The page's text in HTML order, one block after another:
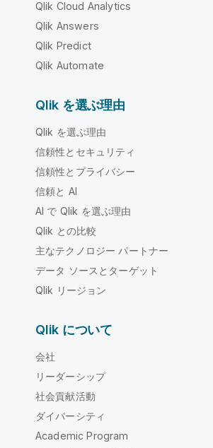
Qlik Cloud Analytics
Qlik Answers
Qlik Predict
Qlik Automate
Qlik を選ぶ理由
Qlik を選ぶ理由
信頼性とセキュリティ
信頼性とプライバシー
信頼と AI
AI で Qlik を選ぶ理由
Qlik との比較
主なテクノロジー パートナー
データ ソースとターゲット
Qlik リージョン
Qlik について
会社
リーダーシップ
社会貢献活動
ダイバーシティ
Academic Program